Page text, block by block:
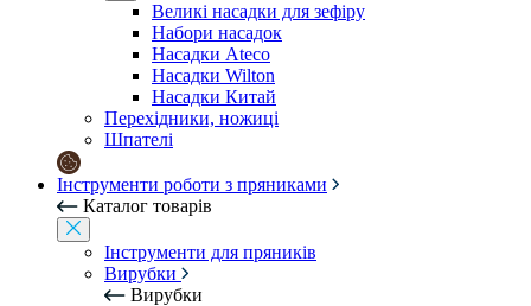
Великі насадки для зефіру
Набори насадок
Насадки Ateco
Насадки Wilton
Насадки Китай
Перехідники, ножиці
Шпателі
Інструменти роботи з пряниками
Каталог товарів
Інструменти для пряників
Вирубки
Вирубки